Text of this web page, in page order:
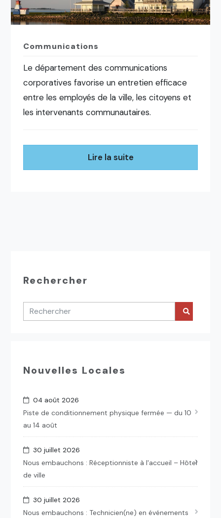
Communications
Le département des communications
corporatives favorise un entretien efficace
entre les employés de la ville, les citoyens et
les intervenants communautaires.
Lire la suite
Rechercher
Nouvelles Locales
04 août 2026
Piste de conditionnement physique fermée — du 10
au 14 août
30 juillet 2026
Nous embauchons : Réceptionniste à l'accueil – Hôtel
de ville
30 juillet 2026
Nous embauchons : Technicien(ne) en événements